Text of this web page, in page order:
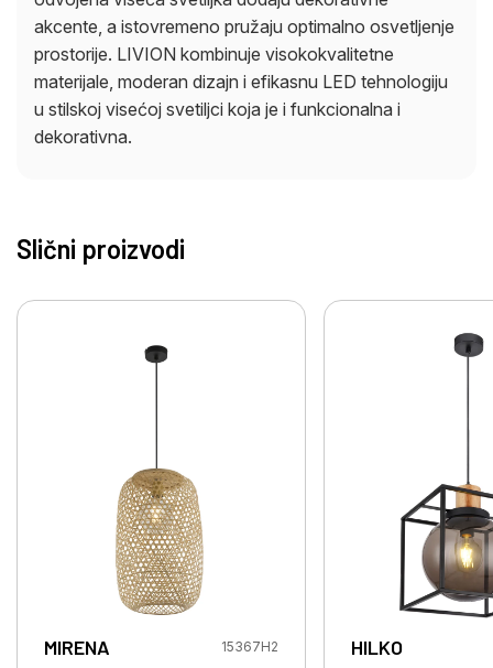
akcente, a istovremeno pružaju optimalno osvetljenje
prostorije. LIVION kombinuje visokokvalitetne
materijale, moderan dizajn i efikasnu LED tehnologiju
u stilskoj visećoj svetiljci koja je i funkcionalna i
dekorativna.
Slični proizvodi
MIRENA 15367H2 HILKO